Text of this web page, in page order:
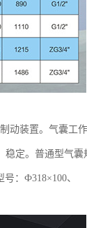
动装置。气囊工
稳定。普通型气囊
：Ф318×100、